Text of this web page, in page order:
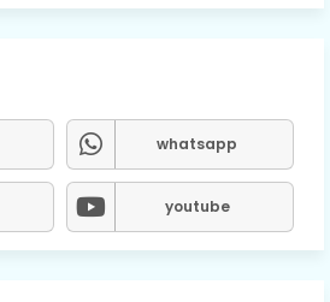
whatsapp
youtube